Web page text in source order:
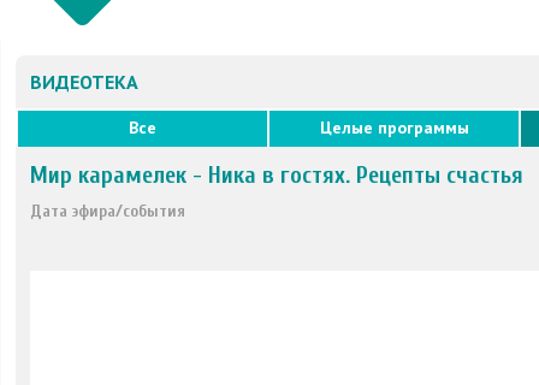
ВИДЕОТЕКА
Все Целые программы
Мир карамелек - Ника в гостях. Рецепты счастья
Дата эфира/события